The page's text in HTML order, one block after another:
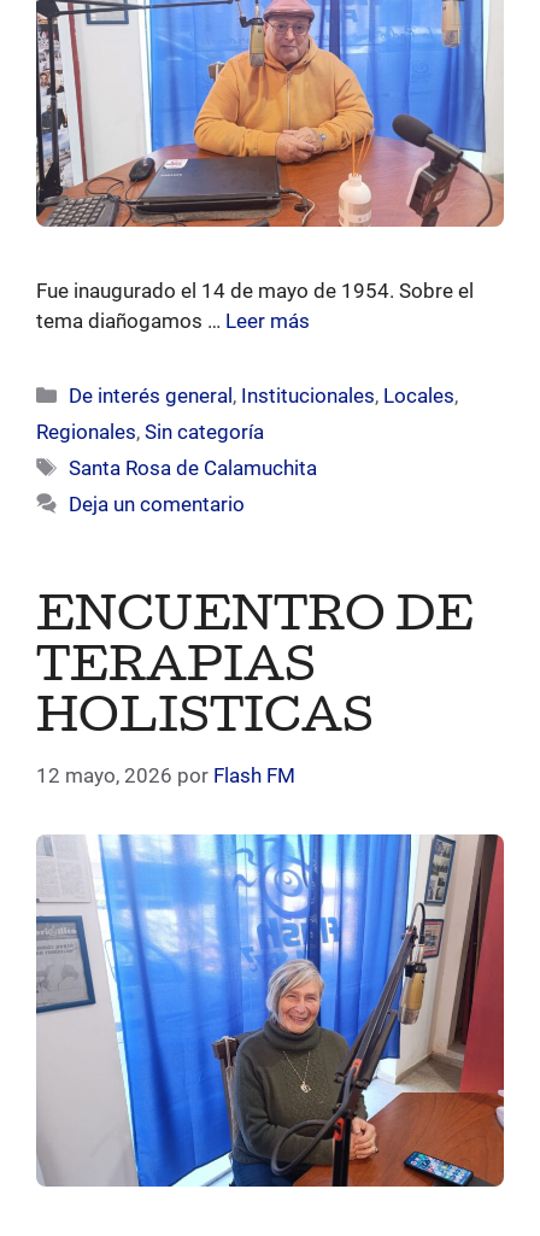
Fue inaugurado el 14 de mayo de 1954. Sobre el
tema diañogamos … Leer más
Categorías
De interés general , Institucionales, Locales,
Regionales, Sin categoría
Etiquetas
Santa Rosa de Calamuchita
Deja un comentario
ENCUENTRO DE
TERAPIAS
HOLISTICAS
12 mayo, 2026 por Flash FM